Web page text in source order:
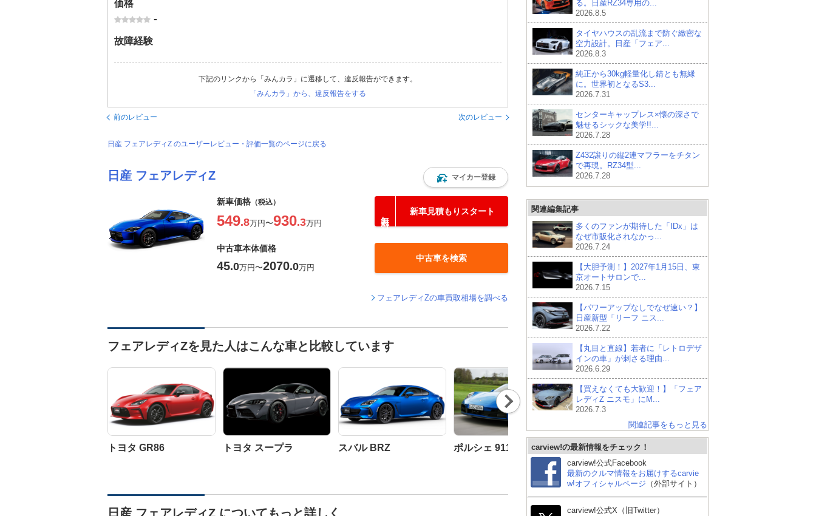
価格
-
故障経験
下記のリンクから「みんカラ」に遷移して、違反報告ができます。
「みんカラ」から、違反報告をする
前のレビュー 次のレビュー
日産 フェアレディZ のユーザーレビュー・評価一覧のページに戻る
日産 フェアレディZ マイカー登録
新車価格 （税込）
549.8万円〜930.3万円
新車見積もりスタート
中古車本体価格
45.0万円〜2070.0万円
中古車を検索
フェアレディZの車買取相場を調べる
フェアレディZを見た人はこんな車と比較しています
トヨタ GR86 トヨタ スープラ スバル BRZ ポルシェ 911 BMW M4 クーペ
Nex
t
日産 フェアレディZ についてもっと詳しく
る。日産RZ34専用の...
2026.8.5
タイヤハウスの乱流まで防ぐ緻密な
空力設計。日産「フェア...
2026.8.3
純正から30kg軽量化し錆とも無縁
に。世界初となるS3...
2026.7.31
センターキャップレス×懐の深さで
魅せるシックな美学!!...
2026.7.28
Z432譲りの縦2連マフラーをチタン
で再現。RZ34型...
2026.7.28
関連編集記事
多くのファンが期待した「IDx」は
なぜ市販化されなかっ...
2026.7.24
【大胆予測！】2027年1月15日、東
京オートサロンで...
2026.7.15
【パワーアップなしでなぜ速い？】
日産新型「リーフ ニス...
2026.7.22
【丸目と直線】若者に「レトロデザ
インの車」が刺さる理由...
2026.6.29
【買えなくても大歓迎！】「フェア
レディZ ニスモ」にM...
2026.7.3
関連記事をもっと見る
carview!の最新情報をチェック！
carview!公式Facebook
最新のクルマ情報をお届けするcarvie
w!オフィシャルページ （外部サイト）
carview!公式X（旧Twitter）